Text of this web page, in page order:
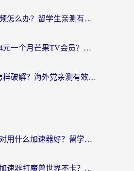
海外看搜狐视频怎么办？留学生亲测有效的回国加速器选择指南
海外党必看：4元一个月芒果TV会员？选对回国加速器就能实现！
QQ区域权限怎样破解？海外党亲测有效的回国加速方案（附看剧看电影神器推荐）
澳洲玩蛋仔派对用什么加速器好？留学生亲测有效的国服游戏加速指南
在国外用什么加速器打魔兽世界不卡？海外党国服游戏流畅指南